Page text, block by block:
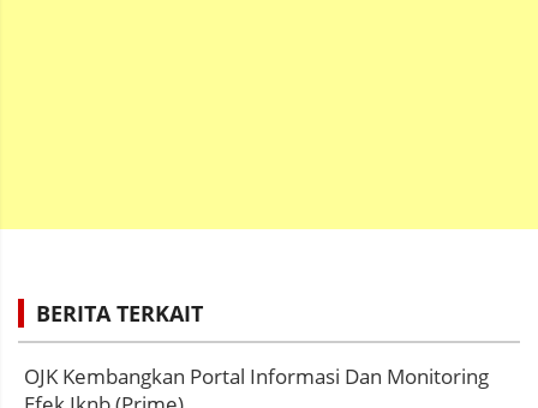
BERITA TERKAIT
OJK Kembangkan Portal Informasi Dan Monitoring